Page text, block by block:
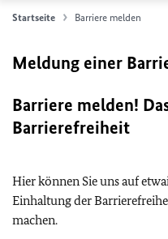
Startseite Barriere melden
Meldung einer
Barriere melden!
Barrierefreiheit
Hier können Sie uns auf
Einhaltung der
machen.